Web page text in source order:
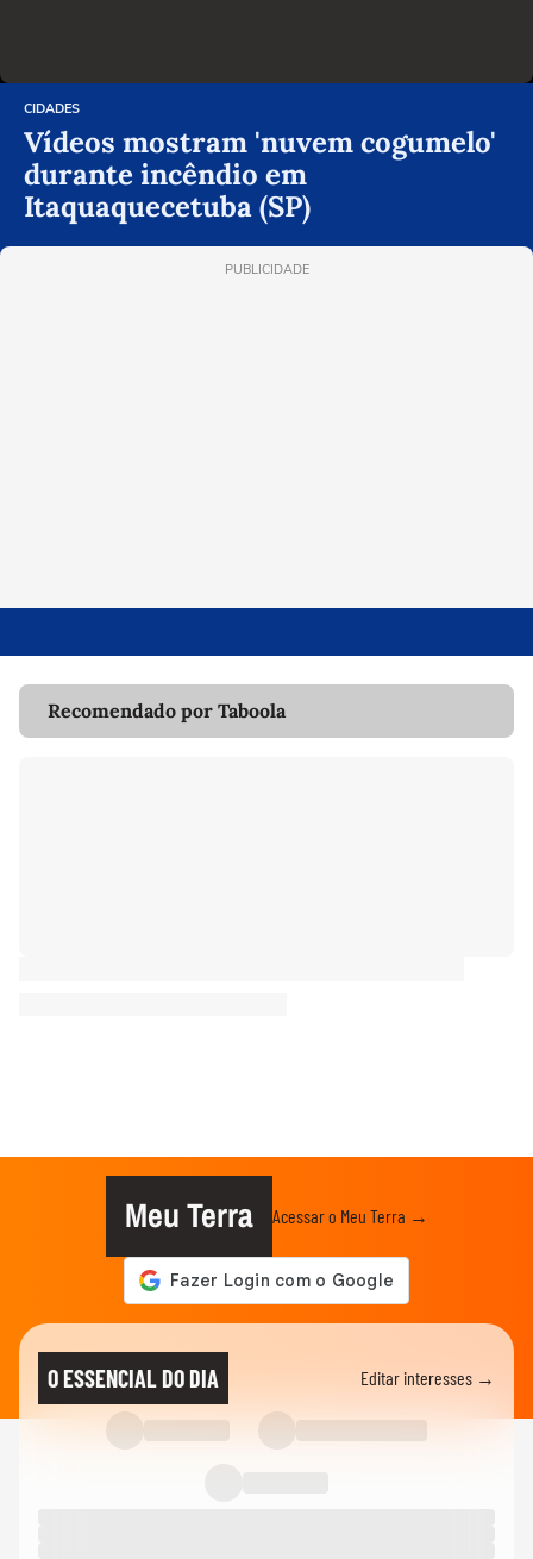
CIDADES
Vídeos mostram 'nuvem cogumelo'
durante incêndio em
Itaquaquecetuba (SP)
PUBLICIDADE
Recomendado por Taboola
Meu Terra Acessar o Meu Terra →
O ESSENCIAL DO DIA Editar interesses →